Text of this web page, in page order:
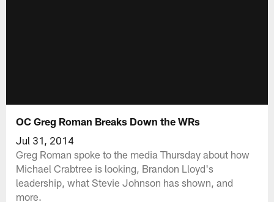
OC Greg Roman Breaks Down the WRs
Jul 31, 2014
Greg Roman spoke to the media Thursday about how
Michael Crabtree is looking, Brandon Lloyd's
leadership, what Stevie Johnson has shown, and
more.